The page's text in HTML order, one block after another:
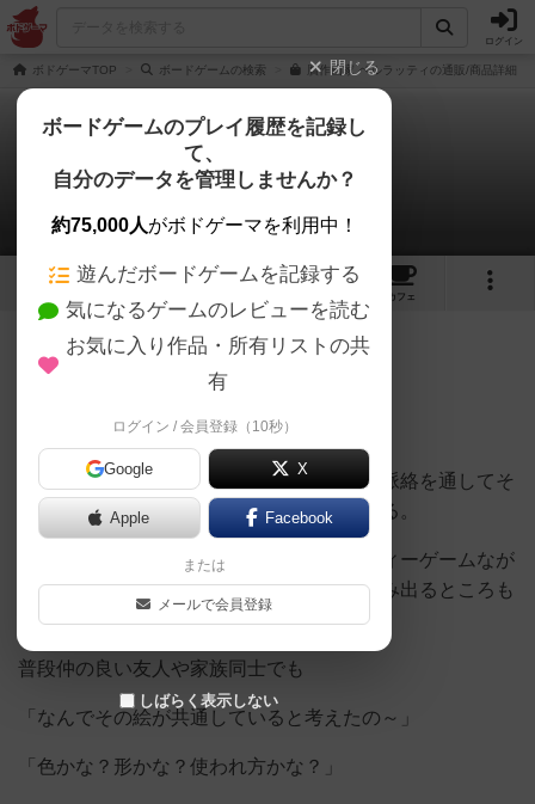
ログイン
ボドゲーマTOP ボードゲームの検索 贋作画家 ベルラッティの通販/商品詳細
ベルラッティ
俊平太郎冠者さんのレビュー
12 1 11
カフェ
321名 0名 0 2年弱前
3～7名で遊べる協力型ゲーム。
お題の絵と画家側が選択した絵の関係性や脈絡を通してそ
れぞれの価値観や考えに触れることができる。
みんなでワイワイしながら楽しめるパーティーゲームなが
ら、上記のようなそれぞれの価値観がにじみ出るところも
また楽しむことができる。
普段仲の良い友人や家族同士でも
「なんでその絵が共通していると考えたの～」
「色かな？形かな？使われ方かな？」
閉じる
ボードゲームのプレイ履歴を記録し
て、
自分のデータを管理しませんか？
約75,000人がボドゲーマを利用中！
遊んだボードゲームを記録する
気になるゲームのレビューを読む
お気に入り作品・所有リストの共
有
ログイン / 会員登録（10秒）
Google X
Apple Facebook
または
メールで会員登録
しばらく表示しない